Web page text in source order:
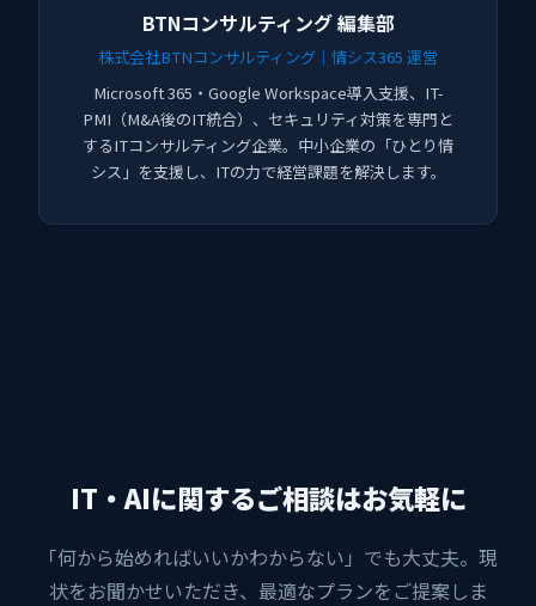
BTNコンサルティング 編集部
株式会社BTNコンサルティング｜情シス365 運営
Microsoft 365・Google Workspace導入支援、IT-
PMI（M&A後のIT統合）、セキュリティ対策を専門と
するITコンサルティング企業。中小企業の「ひとり情
シス」を支援し、ITの力で経営課題を解決します。
IT・AIに関するご相談はお気軽に
「何から始めればいいかわからない」でも大丈夫。現
状をお聞かせいただき、最適なプランをご提案しま